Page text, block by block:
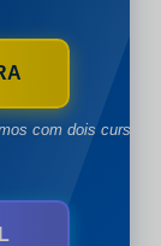
com dois cursos